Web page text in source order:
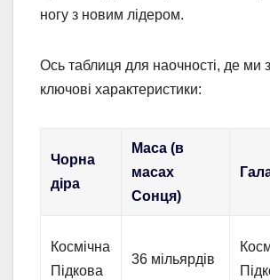
ногу з новим лідером.
Ось таблиця для наочності, де ми
ключові характеристики:
Чорна
діра
Маса (в
масах
Сонця)
Космічна
Підкова
36 мільярдів